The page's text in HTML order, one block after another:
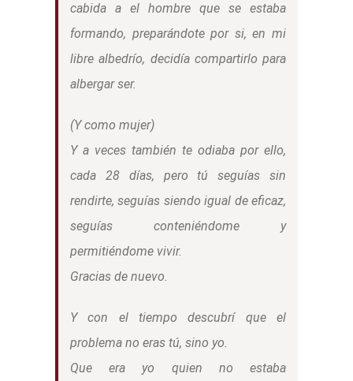
cabida a el hombre que se estaba
formando, preparándote por si, en mi
libre albedrío, decidía compartirlo para
albergar ser.
(Y como mujer)
Y a veces también te odiaba por ello,
cada 28 días, pero tú seguías sin
rendirte, seguías siendo igual de eficaz,
seguías conteniéndome y
permitiéndome vivir.
Gracias de nuevo.
Y con el tiempo descubrí que el
problema no eras tú, sino yo.
Que era yo quien no estaba